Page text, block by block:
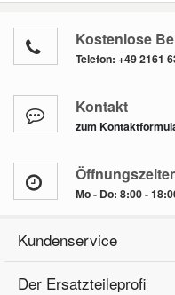
Kostenlose
Telefon: +49 2161
Kontakt
zum
Mo - Do: 8:00 -
Kundenservice
Der Ersatzteileprofi